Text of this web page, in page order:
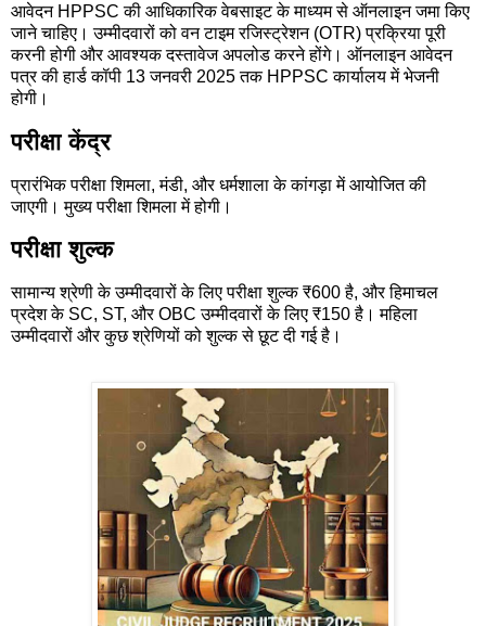
आवेदन HPPSC की आधिकारिक वेबसाइट के माध्यम से ऑनलाइन जमा किए
जाने चाहिए। उम्मीदवारों को वन टाइम रजिस्ट्रेशन (OTR) प्रक्रिया पूरी
करनी होगी और आवश्यक दस्तावेज अपलोड करने होंगे। ऑनलाइन आवेदन
पत्र की हार्ड कॉपी 13 जनवरी 2025 तक HPPSC कार्यालय में भेजनी
होगी।
परीक्षा केंद्र
प्रारंभिक परीक्षा शिमला, मंडी, और धर्मशाला के कांगड़ा में आयोजित की
जाएगी। मुख्य परीक्षा शिमला में होगी।
परीक्षा शुल्क
सामान्य श्रेणी के उम्मीदवारों के लिए परीक्षा शुल्क ₹600 है, और हिमाचल
प्रदेश के SC, ST, और OBC उम्मीदवारों के लिए ₹150 है। महिला
उम्मीदवारों और कुछ श्रेणियों को शुल्क से छूट दी गई है।